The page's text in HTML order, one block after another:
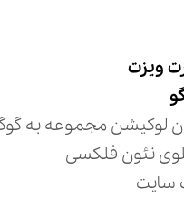
ویزت
لوکیشن مجموعه به
نئون فلکسی
سایت